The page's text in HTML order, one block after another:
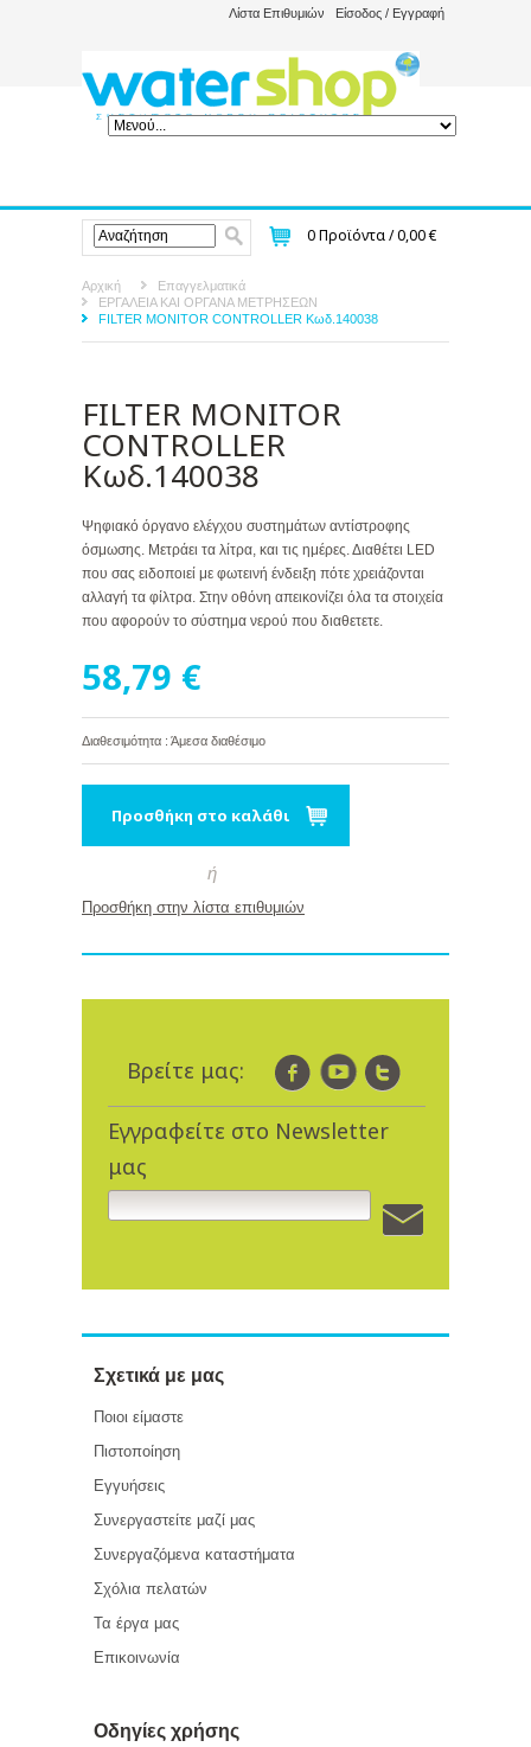
Λίστα Επιθυμιών Είσοδος / Εγγραφή
0Προϊόντα /0,00 €
Αρχική
Επαγγελματικά
ΕΡΓΑΛΕΙΑ ΚΑΙ ΟΡΓΑΝΑ ΜΕΤΡΗΣΕΩΝ
FILTER MONITOR CONTROLLER Κωδ.140038
FILTER MONITOR
CONTROLLER
Κωδ.140038
Ψηφιακό όργανο ελέγχου συστημάτων αντίστροφης
όσμωσης. Μετράει τα λίτρα, και τις ημέρες. Διαθέτει LED
που σας ειδοποιεί με φωτεινή ένδειξη πότε χρειάζονται
αλλαγή τα φίλτρα. Στην οθόνη απεικονίζει όλα τα στοιχεία
που αφορούν το σύστημα νερού που διαθετετε.
58,79 €
Διαθεσιμότητα : Άμεσα διαθέσιμο
Προσθήκη στο καλάθι
ή
Προσθήκη στην λίστα επιθυμιών
Βρείτε μας:
Εγγραφείτε στο Newsletter
μας
Σχετικά με μας
Ποιοι είμαστε
Πιστοποίηση
Εγγυήσεις
Συνεργαστείτε μαζί μας
Συνεργαζόμενα καταστήματα
Σχόλια πελατών
Τα έργα μας
Επικοινωνία
Οδηγίες χρήσης